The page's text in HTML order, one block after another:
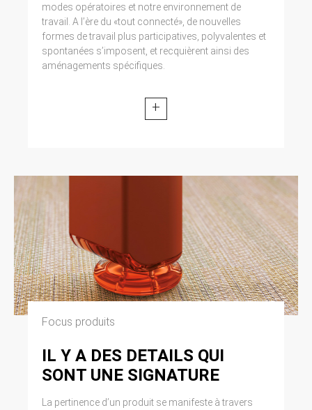
modes opératoires et notre environnement de
travail. A l’ère du «tout connecté», de nouvelles
formes de travail plus participatives, polyvalentes et
spontanées s’imposent, et recquièrent ainsi des
aménagements spécifiques.
+
Focus produits
IL Y A DES DETAILS QUI
SONT UNE SIGNATURE
La pertinence d’un produit se manifeste à travers